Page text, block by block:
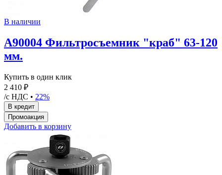
В наличии
A90004 Фильтросъемник "краб" 63-120
мм.
Купить в один клик
2 410 ₽
/с НДС • 22%
Добавить в корзину